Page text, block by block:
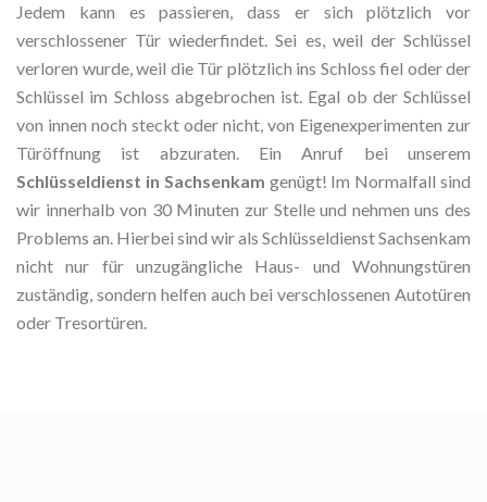
Jedem kann es passieren, dass er sich plötzlich vor
verschlossener Tür wiederfindet. Sei es, weil der Schlüssel
verloren wurde, weil die Tür plötzlich ins Schloss fiel oder der
Schlüssel im Schloss abgebrochen ist. Egal ob der Schlüssel
von innen noch steckt oder nicht, von Eigenexperimenten zur
Türöffnung ist abzuraten. Ein Anruf bei unserem
Schlüsseldienst in Sachsenkam genügt! Im Normalfall sind
wir innerhalb von 30 Minuten zur Stelle und nehmen uns des
Problems an. Hierbei sind wir als Schlüsseldienst Sachsenkam
nicht nur für unzugängliche Haus- und Wohnungstüren
zuständig, sondern helfen auch bei verschlossenen Autotüren
oder Tresortüren.